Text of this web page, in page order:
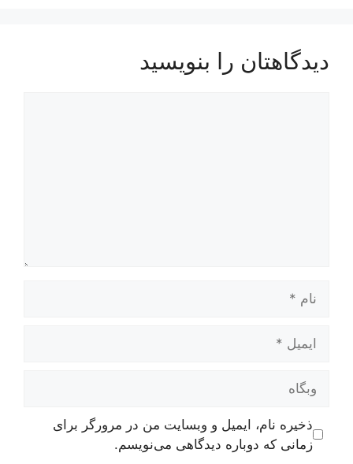
دیدگاهتان را بنویسید
وبگاه
ذخیره نام، ایمیل و وبسایت من در مرورگر برای
زمانی که دوباره دیدگاهی می‌نویسم.